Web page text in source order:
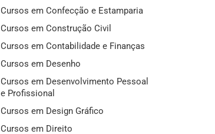
Cursos em Confecção e Estamparia
Cursos em Construção Civil
Cursos em Contabilidade e Finanças
Cursos em Desenho
Cursos em Desenvolvimento Pessoal
e Profissional
Cursos em Design Gráfico
Cursos em Direito